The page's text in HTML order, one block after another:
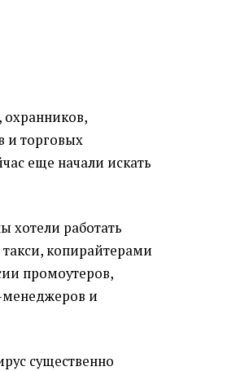
охранников,
и торговых
еще начали искать
хотели работать
копирайтерами
промоутеров,
менеджеров и
существенно